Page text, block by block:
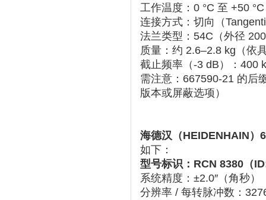
工作温度 ‌：‌ 0 °C 至 +50 °C
连接方式 ‌：‌ 切向（
法兰类型 ‌：‌ 54C（外径
质量 ‌：‌ 约 2.6–2.8 kg （依
截止频率（-3 dB）
‌：‌ 400
需注意：‌ 667590-21 的后
版本或屏蔽选项）
海德汉（HEIDENHAIN）
如下：
型号标识 ：RCN 8380（
系统精度 ‌：‌ ±2.0″ ‌（角秒）
分辨率 / 每转脉冲数 ‌：‌